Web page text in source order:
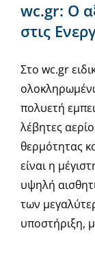
wc.gr: Ο
στις
Στο wc.gr
πολυετή
λέβητες
θερμότητας
είναι η
υψηλή
των
υποστήριξη,